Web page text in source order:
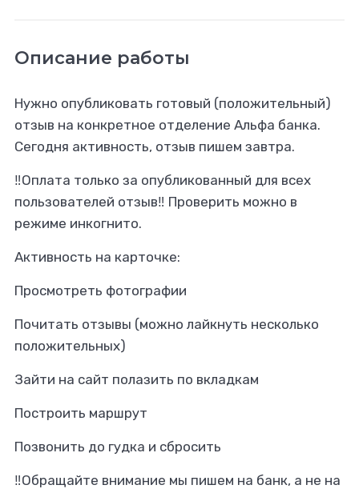
Описание работы
Нужно опубликовать готовый (положительный)
отзыв на конкретное отделение Альфа банка.
Сегодня активность, отзыв пишем завтра.
‼️Оплата только за опубликованный для всех
пользователей отзыв‼️ Проверить можно в
режиме инкогнито.
Активность на карточке:
Просмотреть фотографии
Почитать отзывы (можно лайкнуть несколько
положительных)
Зайти на сайт полазить по вкладкам
Построить маршрут
Позвонить до гудка и сбросить
‼️Обращайте внимание мы пишем на банк, а не на